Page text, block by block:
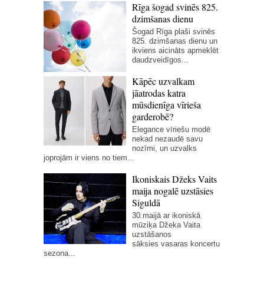
Rīga šogad svinēs 825.
dzimšanas dienu
Šogad Rīga plaši svinēs
825. dzimšanas dienu un
ikviens aicināts apmeklēt
daudzveidīgos...
Kāpēc uzvalkam
jāatrodas katra
mūsdienīga vīrieša
garderobē?
Elegance vīriešu modē
nekad nezaudē savu
nozīmi, un uzvalks
joprojām ir viens no tiem...
Ikoniskais Džeks Vaits
maija nogalē uzstāsies
Siguldā
30.maijā ar ikoniskā
mūziķa Džeka Vaita
uzstāšanos
sāksies vasaras koncertu
sezona...